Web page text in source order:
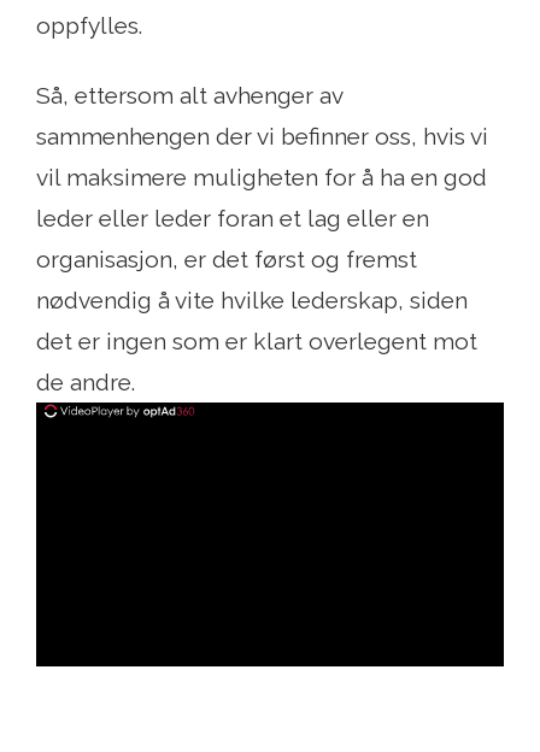
oppfylles.
Så, ettersom alt avhenger av
sammenhengen der vi befinner oss, hvis vi
vil maksimere muligheten for å ha en god
leder eller leder foran et lag eller en
organisasjon, er det først og fremst
nødvendig å vite hvilke lederskap, siden
det er ingen som er klart overlegent mot
de andre.